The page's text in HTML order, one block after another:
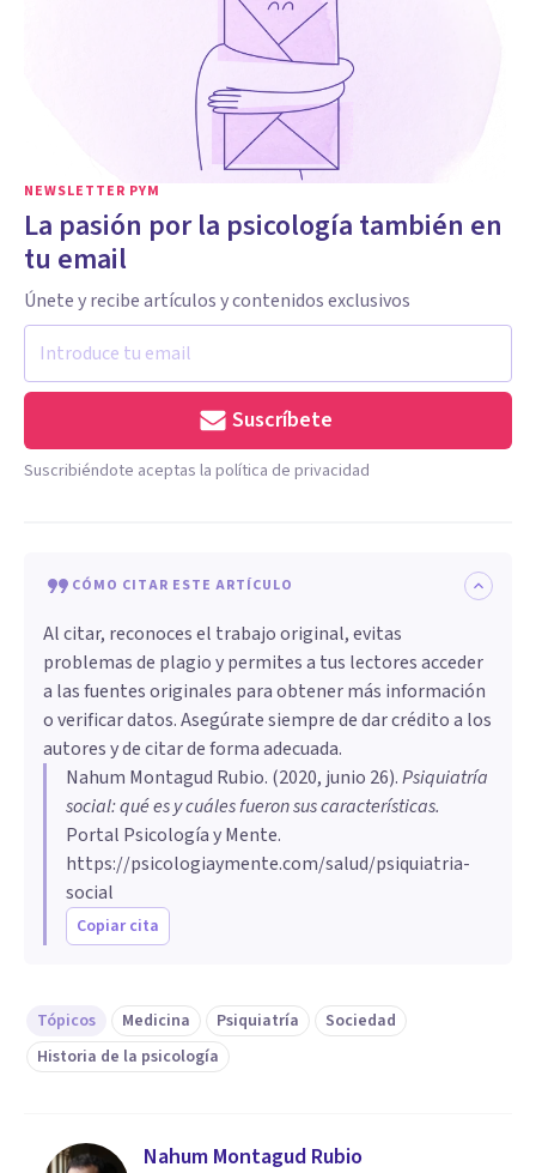
NEWSLETTER PYM
La pasión por la psicología también en
tu email
Únete y recibe artículos y contenidos exclusivos
Suscríbete
Suscribiéndote aceptas la política de privacidad
CÓMO CITAR ESTE ARTÍCULO
Al citar, reconoces el trabajo original, evitas
problemas de plagio y permites a tus lectores acceder
a las fuentes originales para obtener más información
o verificar datos. Asegúrate siempre de dar crédito a los
autores y de citar de forma adecuada.
Nahum Montagud Rubio. (2020, junio 26).Psiquiatría
social: qué es y cuáles fueron sus características.
Portal Psicología y Mente.
https://psicologiaymente.com/salud/psiquiatria-
social
Copiar cita
Tópicos Medicina Psiquiatría
Sociedad
Historia de la psicología
Nahum Montagud Rubio